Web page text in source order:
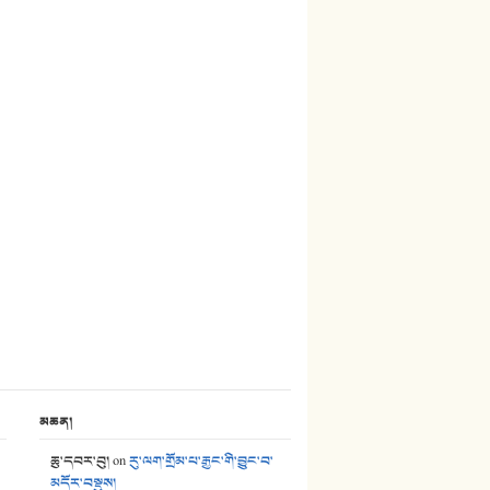
37. མཚོ་སྔོན་པོ། - ཟླ་སྒྲོན།
མཆན།
ཆུ་དབར་བུ།onརུ་ལག་གྲོམ་པ་རྒྱང་གི་བྱུང་བ་
མདོར་བསྡུས།